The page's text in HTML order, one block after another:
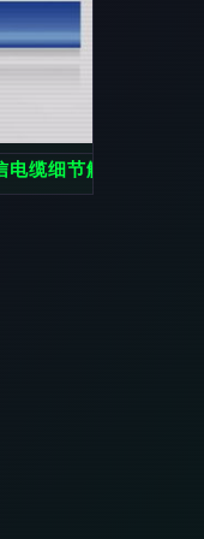
线及其衍生影响
缆细节解析 高性能